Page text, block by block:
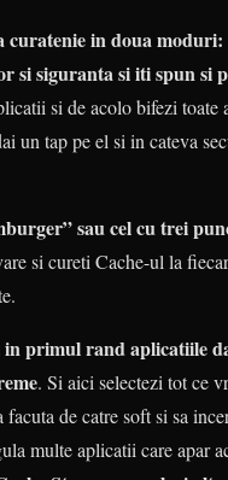
curatenie in doua
si siguranta si iti spun si
si de acolo bifezi toate
un tap pe el si in cateva
sau cel cu trei
si cureti Cache-ul la
primul rand aplicatiile
. Si aici selectezi tot ce
de catre soft si sa
multe aplicatii care apar